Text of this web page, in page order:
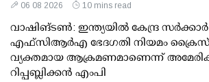
06 08 2026 10 mins read
വാഷിങ്ടൺ: ഇന്ത്യയിൽ കേന്ദ്ര സർക്കാർ
എഫ്സിആർഎ ഭേദഗതി നിയമം
വ്യക്തമായ ആക്രമണമാണെന്ന്
റിപ്പബ്ലിക്കൻ എംപി